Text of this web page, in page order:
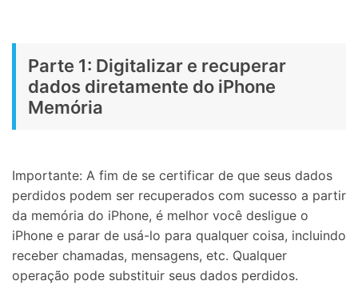
Parte 1: Digitalizar e recuperar
dados diretamente do iPhone
Memória
Importante: A fim de se certificar de que seus dados
perdidos podem ser recuperados com sucesso a partir
da memória do iPhone, é melhor você desligue o
iPhone e parar de usá-lo para qualquer coisa, incluindo
receber chamadas, mensagens, etc. Qualquer
operação pode substituir seus dados perdidos.